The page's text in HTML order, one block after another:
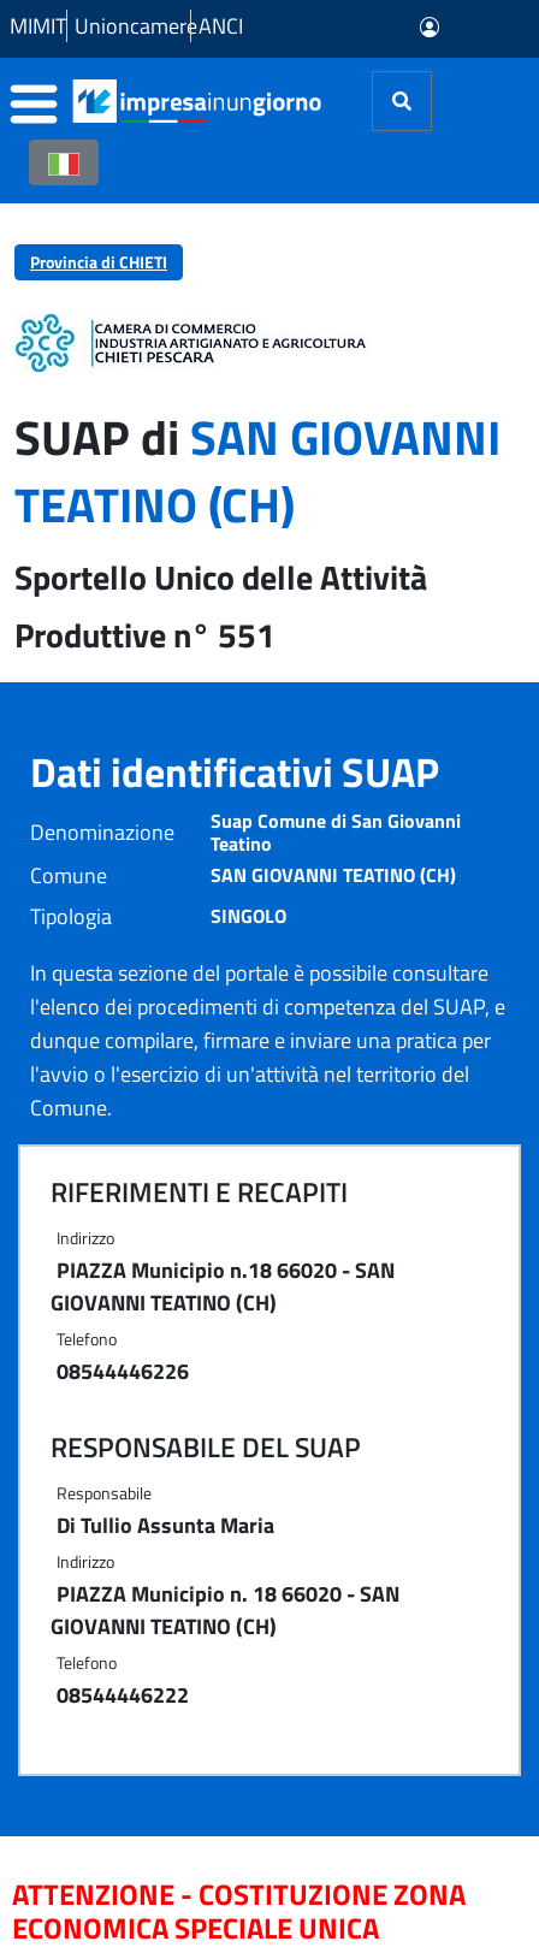
Skip to Main Content
MIMIT UnioncamereANCI
Provincia di CHIETI
SUAP diSAN GIOVANNI
TEATINO (CH)
Sportello Unico delle Attività
Produttive n° 551
Dati identificativi SUAP
Denominazione Suap Comune di San Giovanni
Teatino
Comune SAN GIOVANNI TEATINO (CH)
Tipologia SINGOLO
In questa sezione del portale è possibile consultare
l'elenco dei procedimenti di competenza del SUAP, e
dunque compilare, firmare e inviare una pratica per
l'avvio o l'esercizio di un'attività nel territorio del
Comune.
RIFERIMENTI E RECAPITI
Indirizzo
PIAZZA Municipio n.18 66020 - SAN
GIOVANNI TEATINO (CH)
Telefono
08544446226
RESPONSABILE DEL SUAP
Responsabile
Di Tullio Assunta Maria
Indirizzo
PIAZZA Municipio n. 18 66020 - SAN
GIOVANNI TEATINO (CH)
Telefono
08544446222
ATTENZIONE - COSTITUZIONE ZONA
ECONOMICA SPECIALE UNICA